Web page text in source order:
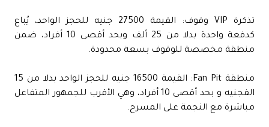
تذكرة VIP وقوف: القيمة 27500 جنيه للحجز الواحد، يُباع
كدفعة واحدة بدلا من 25 ألف وبحد أقصى 10 أفراد، ضمن
منطقة مخصصة للوقوف بسعة محدودة.
منطقة Fan Pit: القيمة 16500 جنيه للحجز الواحد بدلا من 15
الفجنيه و بحد أقصى 10 أفراد، وهي الأقرب للجمهور المتفاعل
مباشرة مع النجمة على المسرح.